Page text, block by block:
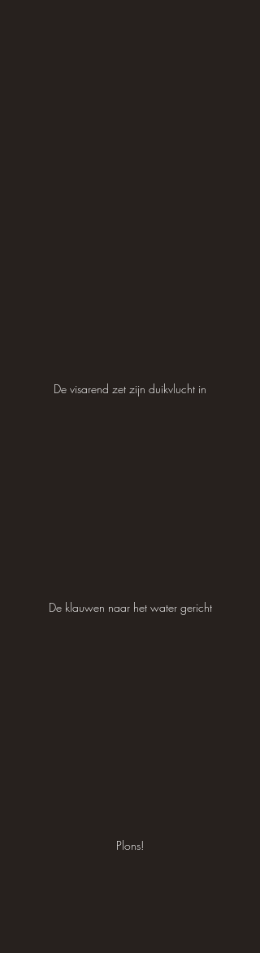
De visarend zet zijn duikvlucht in
De klauwen naar het water gericht
Plons!